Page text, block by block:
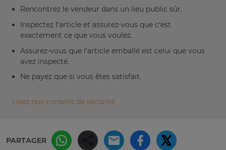
Rencontrez le vendeur dans un lieu public sûr.
Inspectez l’article et assurez-vous que c’est
exactement ce que vous voulez.
Assurez-vous que l’article emballé est celui que vous
avez inspecté.
Ne payez que si vous êtes satisfait.
Lisez nos conseils de sécurité
PARTAGER